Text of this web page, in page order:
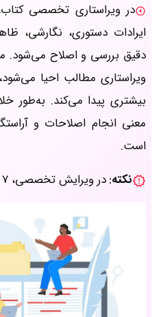
در ویراستاری تخصصی
ایرادات دستوری،
دقیق بررسی و اصلاح می‌شود.
ویراستاری مطالب احیا
بیشتری پیدا می‌کند. به‌طور
معنی انجام اصلاحات و
است.
نکته: در ویرایش تخصصی، 7 نوع ویرایش داریم.